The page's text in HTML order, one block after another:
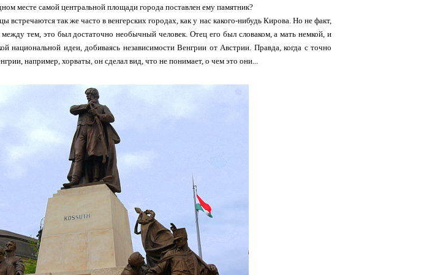
месте самой центральной площади города поставлен ему памятник?
встречаются так же часто в венгерских городах, как у нас какого-нибудь Кирова. Но не факт,
тем, это был достаточно необычный человек. Отец его был словаком, а мать немкой, и
национальной идеи, добиваясь независимости Венгрии от Австрии. Правда, когда с точно
например, хорваты, он сделал вид, что не понимает, о чем это они...